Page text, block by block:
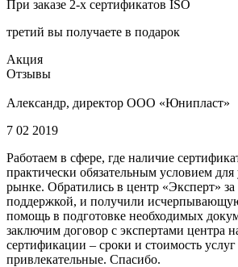
При заказе 2-х сертификатов ISO
третий вы получаете в подарок
Акция
Отзывы
Александр, директор ООО «Юнипласт»
7 02 2019
Работаем в сфере, где наличие
практически обязательным условием
рынке. Обратились в центр «Эксперт» за
поддержкой, и получили
помощь в подготовке необходимых
заключим договор с экспертами центра
сертификации – сроки и стоимость услуг
привлекательные. Спасибо.